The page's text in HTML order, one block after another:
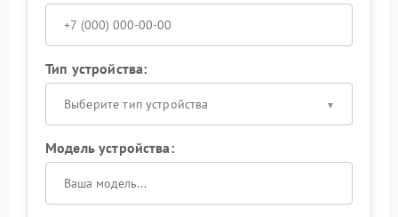
Тип устройства:
Выберите тип устройства
Модель устройства: